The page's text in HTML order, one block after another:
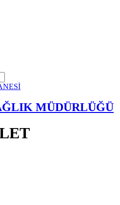
MÜDÜRLÜĞÜ